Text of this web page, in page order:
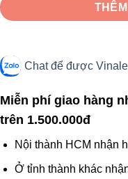
Chat để được
Miễn phí giao hàng
trên 1.500.000đ
Nội thành HCM nhận
Ở tỉnh thành khác